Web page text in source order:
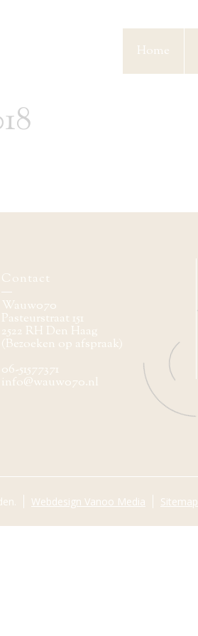
Home
Contact
Wauw070
Pasteurstraat 151
2522 RH Den Haag
(Bezoeken op afspraak)
06-51577371
info@wauw070.nl
Webdesign Vanoo Media Sitemap